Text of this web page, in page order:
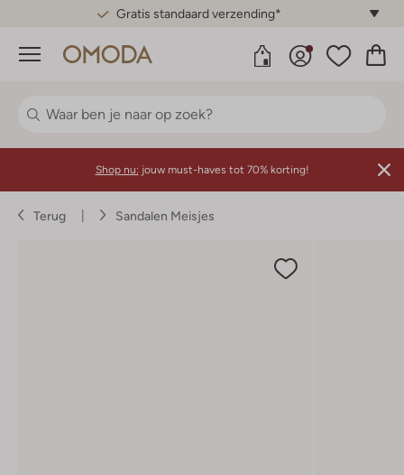
Gratis standaard verzending*
Menu
Shop nu: jouw must-haves tot 70% korting!
Terug Sandalen Meisjes